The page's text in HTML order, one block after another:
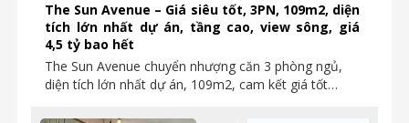
The Sun Avenue – Giá siêu tốt, 3PN, 109m2, diện
tích lớn nhất dự án, tầng cao, view sông, giá
4,5 tỷ bao hết
The Sun Avenue chuyển nhượng căn 3 phòng ngủ,
diện tích lớn nhất dự án, 109m2, cam kết giá tốt…